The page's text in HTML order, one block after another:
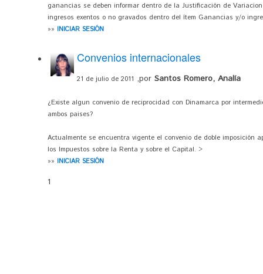
ganancias se deben informar dentro de la Justificación de
ingresos exentos o no gravados dentro del ítem Ganancias y/o
»» INICIAR SESIÓN
Convenios internacionales
21 de julio de 2011 ,por Santos Romero, Analía
¿Existe algun convenio de reciprocidad con Dinamarca por
ambos paises?
Actualmente se encuentra vigente el convenio de doble imposición
los Impuestos sobre la Renta y sobre el Capital. >
»» INICIAR SESIÓN
1